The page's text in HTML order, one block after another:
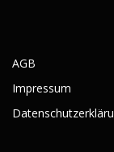
AGB
Impressum